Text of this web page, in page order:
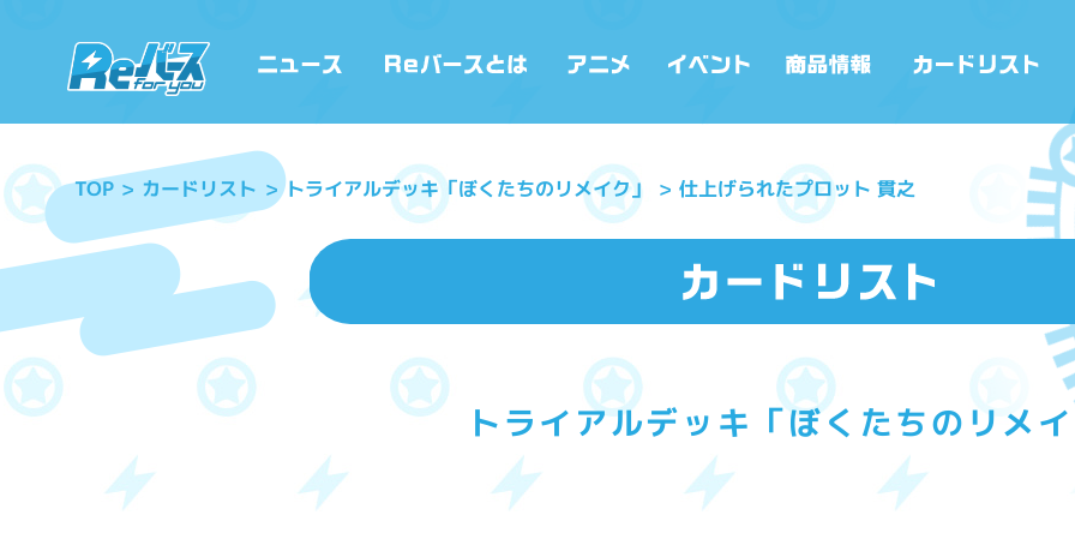
TOP カードリスト トライアルデッキ「ぼくたちのリメイク」 仕上げられたプロット 貫之
トライアルデッキ「ぼくたちのリメ